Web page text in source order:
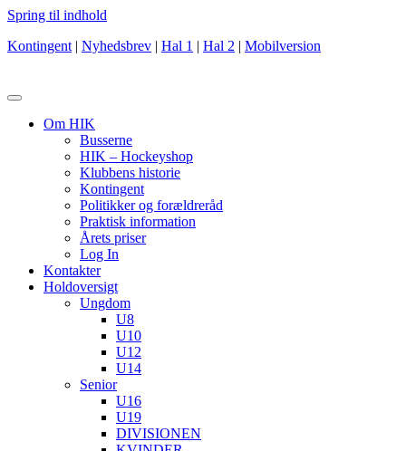
Spring til indhold
Kontingent | Nyhedsbrev | Hal 1 | Hal 2 | Mobilversion
Om HIK
Busserne
HIK – Hockeyshop
Klubbens historie
Kontingent
Politikker og forældreråd
Praktisk information
Årets priser
Log In
Kontakter
Holdoversigt
Ungdom
U8
U10
U12
U14
Senior
U16
U19
DIVISIONEN